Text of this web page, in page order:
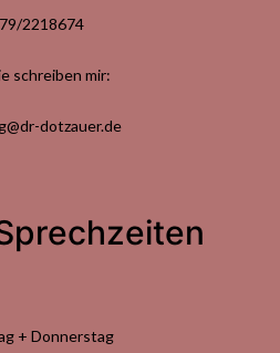
2218674
schreiben mir:
dotzauer.de
+ Donnerstag